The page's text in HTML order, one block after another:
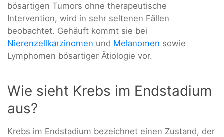
bösartigen Tumors ohne therapeutische
Intervention, wird in sehr seltenen Fällen
beobachtet. Gehäuft kommt sie bei
Nierenzellkarzinomen und Melanomen sowie
Lymphomen bösartiger Ätiologie vor.
Wie sieht Krebs im Endstadium
aus?
Krebs im Endstadium bezeichnet einen Zustand, der